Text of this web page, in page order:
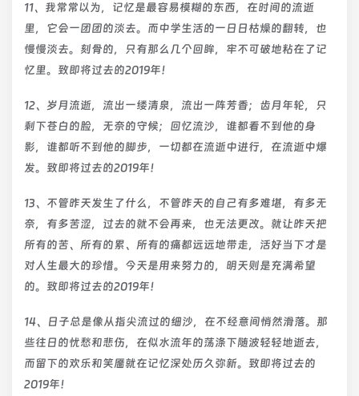
11、我常常以为，记忆是最容易模糊的东西，在时间的流逝
里，它会一团团的淡去。而中学生活的一日日枯燥的翻转，也
慢慢淡去。刻骨的，只有那么几个回眸，牢不可破地粘在了记
忆里。致即将过去的2019年！
12、岁月流逝，流出一缕清泉，流出一阵芳香；齿月年轮，只
剩下苍白的脸，无奈的守候；回忆流沙，谁都看不到他的身
影，谁都听不到他的脚步，一切都在流逝中进行，在流逝中爆
发。致即将过去的2019年！
13、不管昨天发生了什么，不管昨天的自己有多难堪，有多无
奈，有多苦涩，过去的就不会再来，也无法更改。就让昨天把
所有的苦、所有的累、所有的痛都远远地带走，活好当下才是
对人生最大的珍惜。今天是用来努力的，明天则是充满希望
的。致即将过去的2019年！
14、日子总是像从指尖流过的细沙，在不经意间悄然滑落。那
些往日的忧愁和悲伤，在似水流年的荡涤下随波轻轻地逝去，
而留下的欢乐和笑靥就在记忆深处历久弥新。致即将过去的
2019年！